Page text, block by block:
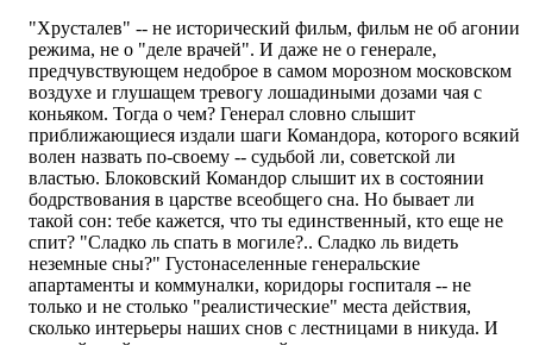
"Хрусталев" -- не исторический фильм, фильм не об агонии
режима, не о "деле врачей". И даже не о генерале,
предчувствующем недоброе в самом морозном московском
воздухе и глушащем тревогу лошадиными дозами чая с
коньяком. Тогда о чем? Генерал словно слышит
приближающиеся издали шаги Командора, которого всякий
волен назвать по-своему -- судьбой ли, советской ли
властью. Блоковский Командор слышит их в состоянии
бодрствования в царстве всеобщего сна. Но бывает ли
такой сон: тебе кажется, что ты единственный, кто еще не
спит? "Сладко ль спать в могиле?.. Сладко ль видеть
неземные сны?" Густонаселенные генеральские
апартаменты и коммуналки, коридоры госпиталя -- не
только и не столько "реалистические" места действия,
сколько интерьеры наших снов с лестницами в никуда. И